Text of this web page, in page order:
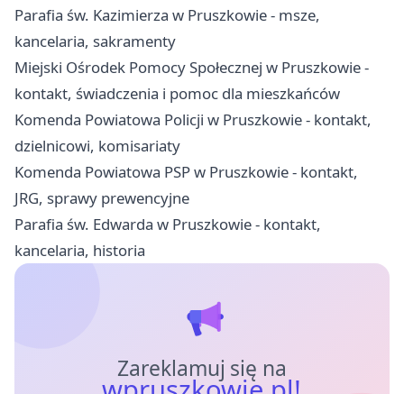
Parafia św. Kazimierza w Pruszkowie - msze,
kancelaria, sakramenty
Miejski Ośrodek Pomocy Społecznej w Pruszkowie -
kontakt, świadczenia i pomoc dla mieszkańców
Komenda Powiatowa Policji w Pruszkowie - kontakt,
dzielnicowi, komisariaty
Komenda Powiatowa PSP w Pruszkowie - kontakt,
JRG, sprawy prewencyjne
Parafia św. Edwarda w Pruszkowie - kontakt,
kancelaria, historia
Zareklamuj się na